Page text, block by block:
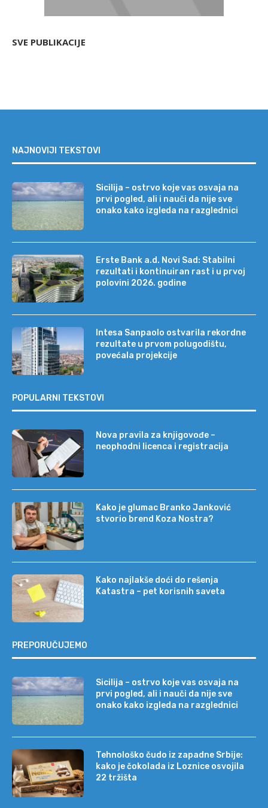
SVE PUBLIKACIJE
NAJNOVIJI TEKSTOVI
Sicilija – ostrvo koje vas osvaja na
prvi pogled, ali i nauči da nije sve
onako kako izgleda na razglednici
Erste Bank a.d. Novi Sad: Stabilni
rezultati i kontinuiran rast i u prvoj
polovini 2026. godine
Intesa Sanpaolo ostvarila rekordne
rezultate u prvom polugodištu,
povećala projekcije
POPULARNI TEKSTOVI
Nova pravila za knjigovođe –
neophodni licenca i registracija
Kako je glumac Branko Janković
stvorio brend Koza Nostra?
Kako najlakše doći do rešenja
Katastra – pet korisnih saveta
PREPORUČUJEMO
Sicilija – ostrvo koje vas osvaja na
prvi pogled, ali i nauči da nije sve
onako kako izgleda na razglednici
Tehnološko čudo iz zapadne Srbije:
kako je čokolada iz Loznice osvojila
22 tržišta